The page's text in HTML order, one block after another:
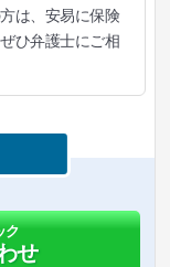
は、安易に保険
ひ弁護士にご相
ク
せ